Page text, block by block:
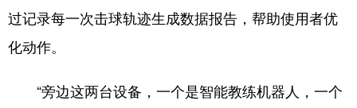
过记录每一次击球轨迹生成数据报告，帮助使用者优
化动作。
“旁边这两台设备，一个是智能教练机器人，一个